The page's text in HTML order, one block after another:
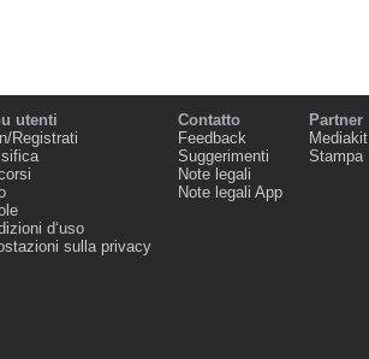
utenti
Registrati
d‘uso
sulla privacy
Contatto
Feedback
Suggerimenti
Note legali
Note legali App
Partner
Mediakit
Stampa